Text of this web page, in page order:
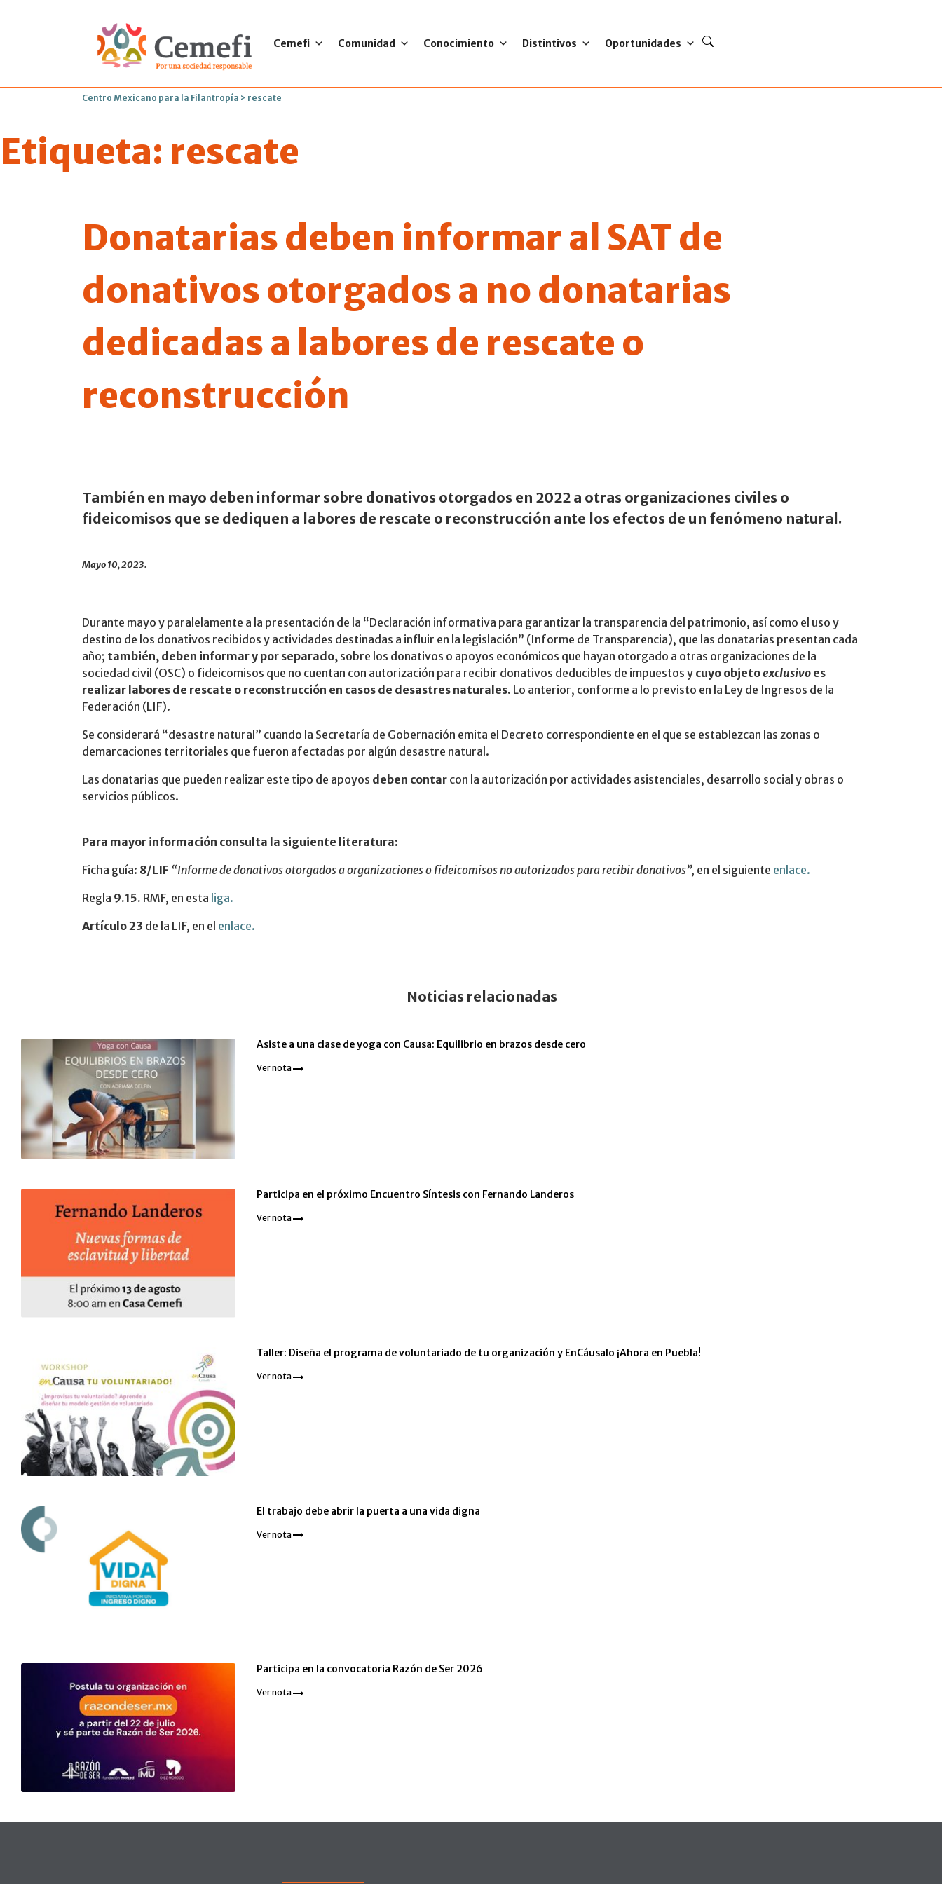
Cemefi Comunidad Conocimiento Distintivos Oportunidades
Centro Mexicano para la Filantropía > rescate
Etiqueta: rescate
Donatarias deben informar al SAT de
donativos otorgados a no donatarias
dedicadas a labores de rescate o
reconstrucción
También en mayo deben informar sobre donativos otorgados en 2022 a otras organizaciones civiles o
fideicomisos que se dediquen a labores de rescate o reconstrucción ante los efectos de un fenómeno natural.
Mayo 10, 2023.
Durante mayo y paralelamente a la presentación de la “Declaración informativa para garantizar la transparencia del patrimonio, así como el uso y
destino de los donativos recibidos y actividades destinadas a influir en la legislación” (Informe de Transparencia), que las donatarias presentan cada
año; también, deben informar y por separado, sobre los donativos o apoyos económicos que hayan otorgado a otras organizaciones de la
sociedad civil (OSC) o fideicomisos que no cuentan con autorización para recibir donativos deducibles de impuestos y cuyo objetoexclusivo es
realizar labores de rescate o reconstrucción en casos de desastres naturales. Lo anterior, conforme a lo previsto en la Ley de Ingresos de la
Federación (LIF).
Se considerará “desastre natural” cuando la Secretaría de Gobernación emita el Decreto correspondiente en el que se establezcan las zonas o
demarcaciones territoriales que fueron afectadas por algún desastre natural.
Las donatarias que pueden realizar este tipo de apoyos deben contar con la autorización por actividades asistenciales, desarrollo social y obras o
servicios públicos.
Para mayor información consulta la siguiente literatura:
Ficha guía: 8/LIF “Informe de donativos otorgados a organizaciones o fideicomisos no autorizados para recibir donativos”, en el siguiente enlace.
Regla 9.15. RMF, en esta liga.
Artículo 23 de la LIF, en el enlace.
Noticias relacionadas
Asiste a una clase de yoga con Causa: Equilibrio en brazos desde cero
Ver nota
Participa en el próximo Encuentro Síntesis con Fernando Landeros
Ver nota
Taller: Diseña el programa de voluntariado de tu organización y EnCáusalo ¡Ahora en Puebla!
Ver nota
El trabajo debe abrir la puerta a una vida digna
Ver nota
Participa en la convocatoria Razón de Ser 2026
Ver nota